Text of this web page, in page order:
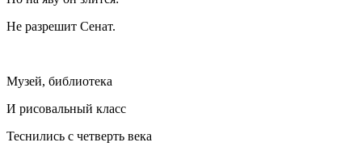
Не разрешит Сенат.
Музей, библиотека
И рисовальный класс
Теснились с четверть века